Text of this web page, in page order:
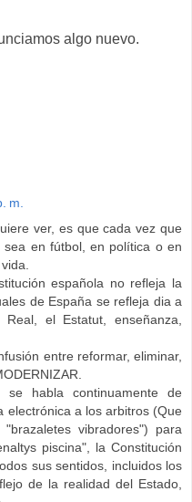
algo nuevo.
m.
ver, es que cada vez que
en fútbol, en política o en
española no refleja la
de España se refleja dia a
el Estatut, enseñanza,
entre reformar, eliminar,
habla continuamente de
electrónica a los arbitros (Que
vibradores") para
piscina", la Constitución
sus sentidos, incluidos los
de la realidad del Estado,